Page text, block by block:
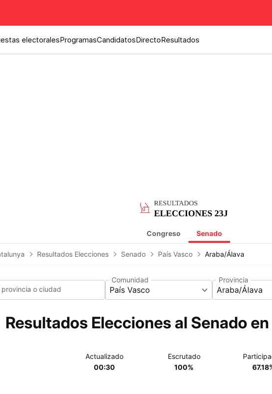
electoralesProgramasCandidatosDirectoResultados
Congreso Senado
Resultados Elecciones Senado País Vasco Araba/Álava
o ciudad País Vasco
Comunidad
Araba/Álava
Provincia
Resultados Elecciones al Senado
Actualizado
00:30
Escrutado
100%